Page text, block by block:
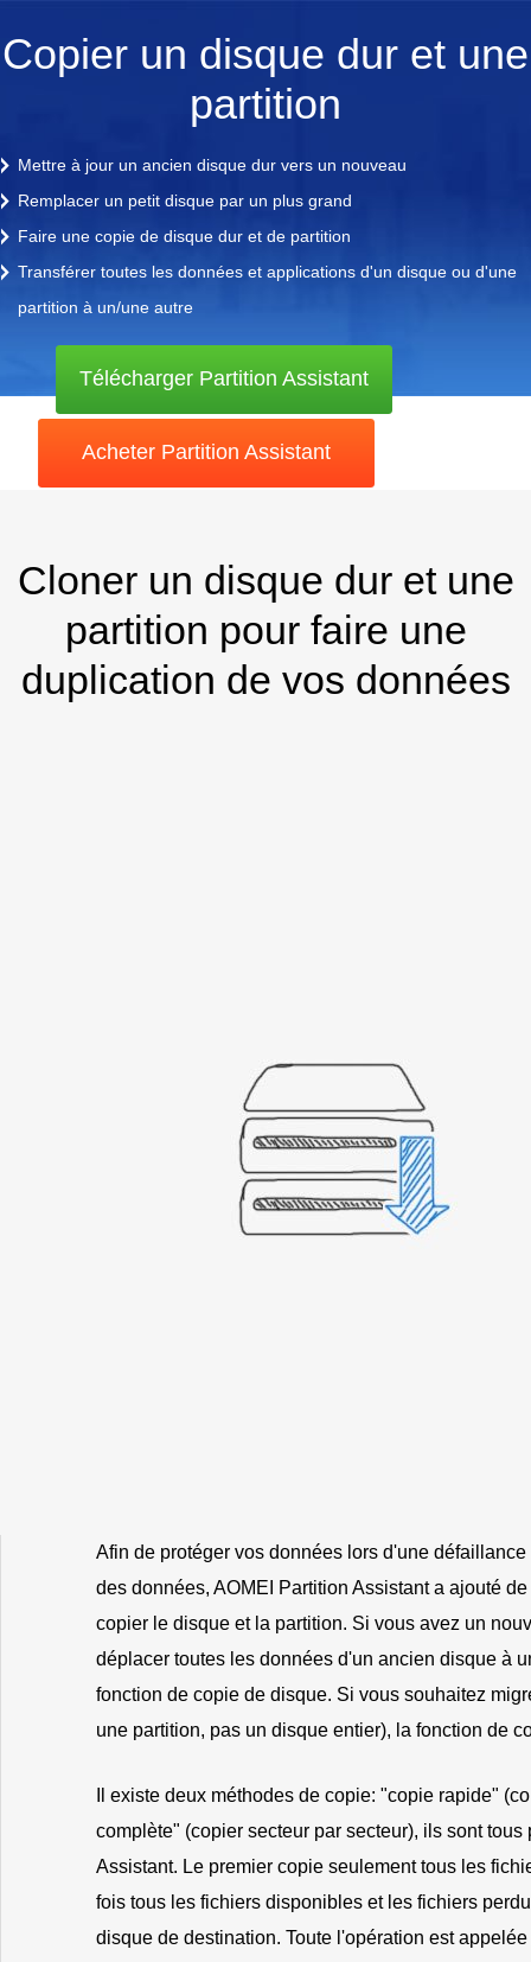
Copier un disque dur et une
partition
Mettre à jour un ancien disque dur vers un nouveau
Remplacer un petit disque par un plus grand
Faire une copie de disque dur et de partition
Transférer toutes les données et applications d'un disque ou d'une
partition à un/une autre
Télécharger Partition Assistant
Acheter Partition Assistant
Cloner un disque dur et une
partition pour faire une
duplication de vos données
Afin de protéger vos données lors d'une
des données, AOMEI Partition Assistant a ajouté
copier le disque et la partition. Si vous avez un
déplacer toutes les données d'un ancien disque à
fonction de copie de disque. Si vous souhaitez
une partition, pas un disque entier), la fonction de
Il existe deux méthodes de copie: "copie rapide"
complète" (copier secteur par secteur), ils sont
Assistant. Le premier copie seulement tous les
fois tous les fichiers disponibles et les fichiers
disque de destination. Toute l'opération est